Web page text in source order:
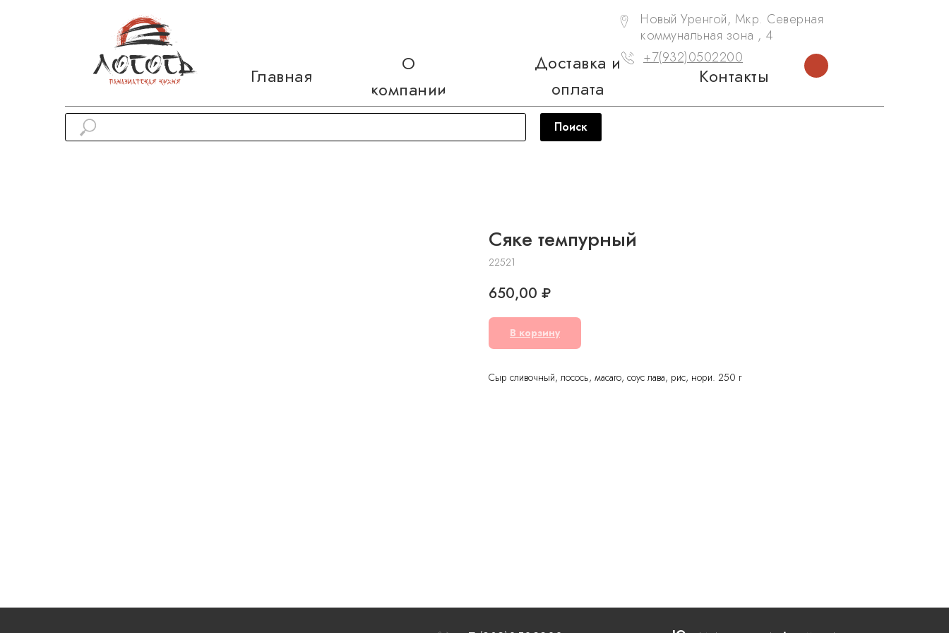
+7(932)0502200
Новый Уренгой, Мкр. Северная
коммунальная зона , 4
Главная
О
компании
Доставка и
оплата
Контакты
Поиск
Сяке темпурный
22521
650,00 ₽
В корзину
Сыр сливочный, лосось, масаго, соус лава, рис, нори. 250 г